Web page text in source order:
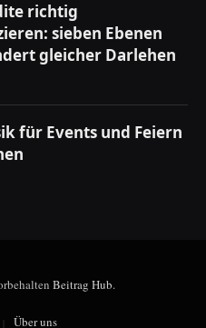
richtig
sieben Ebenen
gleicher Darlehen
für Events und Feiern
Beitrag Hub.
Über uns